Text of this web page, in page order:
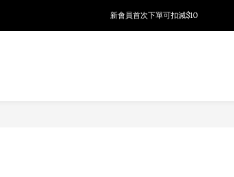
新會員首次下單可扣減$10
新會員首次下單可扣減$10